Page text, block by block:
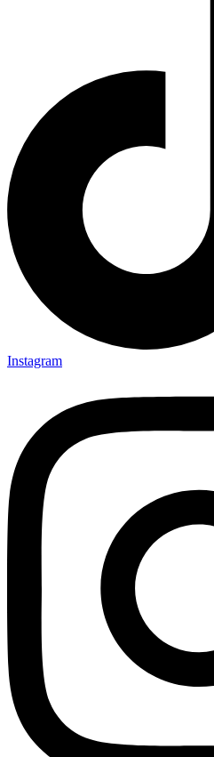
Instagram